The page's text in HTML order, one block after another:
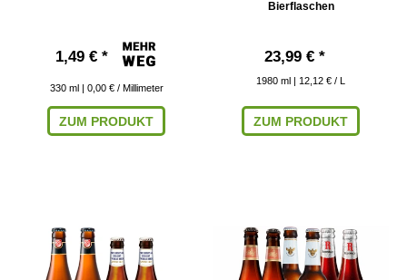
1,49 € *
330 ml | 0,00 € / Millimeter
ZUM PRODUKT
Bierflaschen
23,99 € *
1980 ml | 12,12 € / L
ZUM PRODUKT